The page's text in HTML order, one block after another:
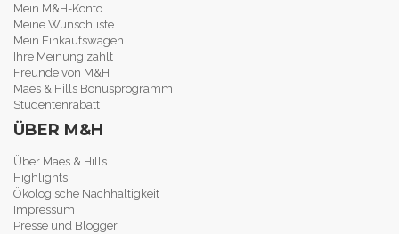
Mein M&H-Konto
Meine Wunschliste
Mein Einkaufswagen
Ihre Meinung zählt
Freunde von M&H
Maes & Hills Bonusprogramm
Studentenrabatt
ÜBER M&H
Über Maes & Hills
Highlights
Ökologische Nachhaltigkeit
Impressum
Presse und Blogger